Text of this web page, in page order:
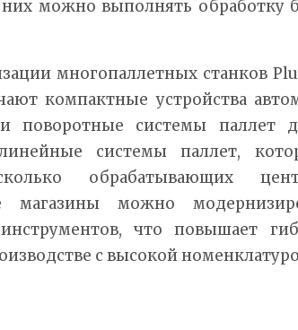
можно выполнять обработку
многопаллетных станков
компактные устройства
поворотные системы паллет
системы паллет,
обрабатывающих
магазины можно
что повышает
с высокой